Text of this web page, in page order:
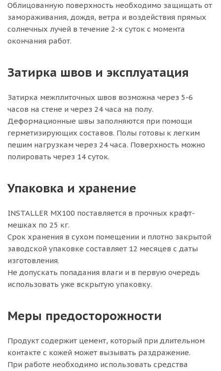
Облицованную поверхность необходимо защищать от
замораживания, дождя, ветра и воздействия прямых
солнечных лучей в течение 2-х суток с момента
окончания работ.
Затирка швов и эксплуатация
Затирка межплиточных швов возможна через 5-6
часов на стене и через 24 часа на полу.
Деформационные швы заполняются при помощи
герметизирующих составов. Полы готовы к легким
пешим нагрузкам через 24 часа. Поверхность можно
полировать через 14 суток.
Упаковка и хранение
INSTALLER MX100 поставляется в прочных крафт-
мешках по 25 кг.
Срок хранения в сухом помещении и плотно закрытой
заводской упаковке составляет 12 месяцев с даты
изготовления.
Не допускать попадания влаги и в первую очередь
использовать уже вскрытую упаковку.
Меры предосторожности
Продукт содержит цемент, который при длительном
контакте с кожей может вызывать раздражение.
При работе необходимо использовать средства